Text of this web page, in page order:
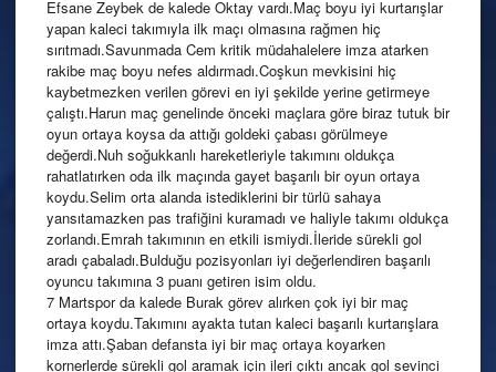
Efsane Zeybek de kalede Oktay vardı.Maç boyu iyi kurtarışlar
yapan kaleci takımıyla ilk maçı olmasına rağmen hiç
sırıtmadı.Savunmada Cem kritik müdahalelere imza atarken
rakibe maç boyu nefes aldırmadı.Coşkun mevkisini hiç
kaybetmezken verilen görevi en iyi şekilde yerine getirmeye
çalıştı.Harun maç genelinde önceki maçlara göre biraz tutuk bir
oyun ortaya koysa da attığı goldeki çabası görülmeye
değerdi.Nuh soğukkanlı hareketleriyle takımını oldukça
rahatlatırken oda ilk maçında gayet başarılı bir oyun ortaya
koydu.Selim orta alanda istediklerini bir türlü sahaya
yansıtamazken pas trafiğini kuramadı ve haliyle takımı oldukça
zorlandı.Emrah takımının en etkili ismiydi.İleride sürekli gol
aradı çabaladı.Bulduğu pozisyonları iyi değerlendiren başarılı
oyuncu takımına 3 puanı getiren isim oldu.
7 Martspor da kalede Burak görev alırken çok iyi bir maç
ortaya koydu.Takımını ayakta tutan kaleci başarılı kurtarışlara
imza attı.Şaban defansta iyi bir maç ortaya koyarken
kornerlerde sürekli gol aramak için ileri çıktı ancak gol sevinci